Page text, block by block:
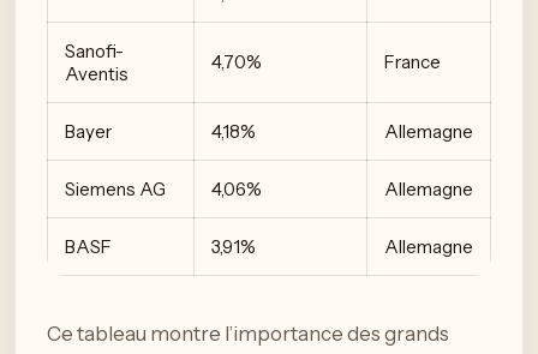
Sanofi-
Aventis
4,70% France
Bayer 4,18% Allemagne
Siemens AG 4,06% Allemagne
BASF 3,91% Allemagne
Ce tableau montre l’importance des grands